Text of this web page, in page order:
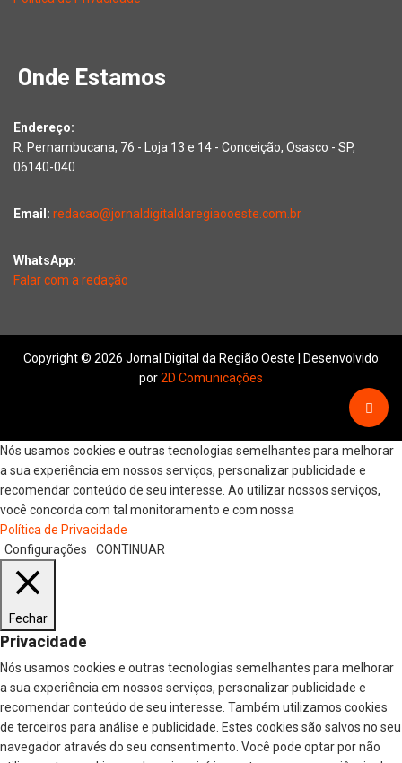
Onde Estamos
Endereço:
R. Pernambucana, 76 - Loja 13 e 14 - Conceição, Osasco - SP,
06140-040
Email: redacao@jornaldigitaldaregiaooeste.com.br
WhatsApp:
Falar com a redação
Copyright © 2026 Jornal Digital da Região Oeste | Desenvolvido
por2D Comunicações
Nós usamos cookies e outras tecnologias semelhantes para melhorar
a sua experiência em nossos serviços, personalizar publicidade e
recomendar conteúdo de seu interesse. Ao utilizar nossos serviços,
você concorda com tal monitoramento e com nossa
Política de Privacidade
Configurações
CONTINUAR
Fechar
Privacidade
Nós usamos cookies e outras tecnologias semelhantes para melhorar
a sua experiência em nossos serviços, personalizar publicidade e
recomendar conteúdo de seu interesse. Também utilizamos cookies
de terceiros para análise e publicidade. Estes cookies são salvos no seu
navegador através do seu consentimento. Você pode optar por não